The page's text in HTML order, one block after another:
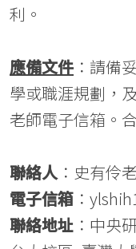
利。
應備文件 ：請備
學或職涯規劃，
老師電子信箱。
聯絡人：史有伶
電子信箱 ：
聯絡地址 ：中央